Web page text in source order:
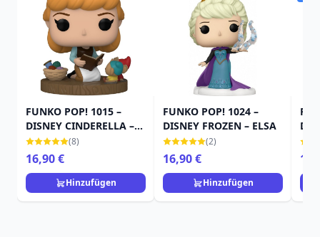
FUNKO POP! 1015 –
DISNEY CINDERELLA –
ULTIMATIVE
PRINZESSIN
Aschenputtel
(8)
16,90 €
Hinzufügen
FUNKO POP! 1024 –
DISNEY FROZEN – ELSA
(2)
16,90 €
Hinzufügen